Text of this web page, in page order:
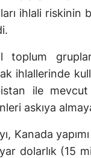
ihlali riskinin
toplum
ihlallerinde
ile
askıya
Kanada
dolarlık (15